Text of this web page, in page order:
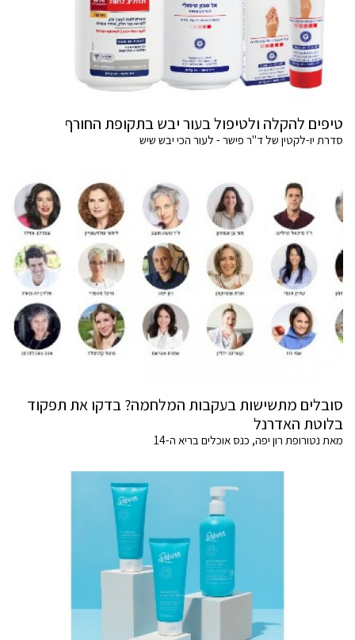
טיפים להקלה ולטיפול בעור יבש בתקופת החורף
סדרת יו-לקטין של ד"ר פישר - לעור הכי יבש שיש
סובלים מתשישות בעקבות המלחמה? בדקו את תפקוד
בלוטת האדרנל
מאת נטורופת רון יפה, כנס אוכלים בריא ה-14